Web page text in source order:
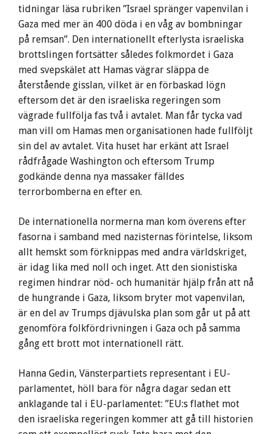
tidningar läsa rubriken ”Israel spränger vapenvilan i
Gaza med mer än 400 döda i en våg av bombningar
på remsan”. Den internationellt efterlysta israeliska
brottslingen fortsätter således folkmordet i Gaza
med svepskälet att Hamas vägrar släppa de
återstående gisslan, vilket är en förbaskad lögn
eftersom det är den israeliska regeringen som
vägrade fullfölja fas två i avtalet. Man får tycka vad
man vill om Hamas men organisationen hade fullföljt
sin del av avtalet. Vita huset har erkänt att Israel
rådfrågade Washington och eftersom Trump
godkände denna nya massaker fälldes
terrorbomberna en efter en.
De internationella normerna man kom överens efter
fasorna i samband med nazisternas förintelse, liksom
allt hemskt som förknippas med andra världskriget,
är idag lika med noll och inget. Att den sionistiska
regimen hindrar nöd- och humanitär hjälp från att nå
de hungrande i Gaza, liksom bryter mot vapenvilan,
är en del av Trumps djävulska plan som går ut på att
genomföra folkfördrivningen i Gaza och på samma
gång ett brott mot internationell rätt.
Hanna Gedin, Vänsterpartiets representant i EU-
parlamentet, höll bara för några dagar sedan ett
anklagande tal i EU-parlamentet: ”EU:s flathet mot
den israeliska regeringen kommer att gå till historien